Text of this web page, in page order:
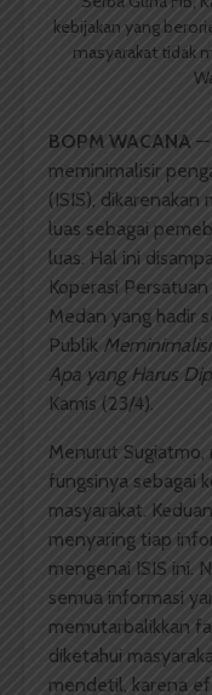
kebijakan yang
masyarakat tidak
BOPM WACANA —
meminimalisir
(ISIS), dikarenakan
luas sebagai
luas. Hal ini
Koperasi
Medan yang hadir
Publik
Apa yang Harus
Kamis (23/4).
Menurut Sugiatmo,
fungsinya sebagai
masyarakat.
menyaring tiap
mengenai ISIS ini.
semua informasi
memutarbalikkan
diketahui
mendetil, karena